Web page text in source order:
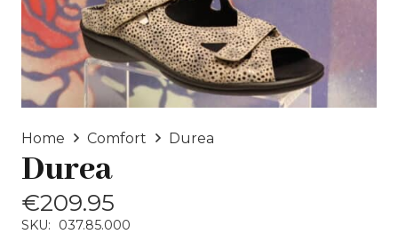
Home Comfort Durea
Durea
€209.95
SKU: 037.85.000